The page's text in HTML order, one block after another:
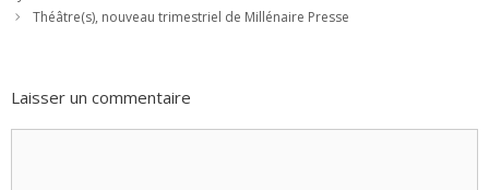
Théâtre(s), nouveau trimestriel de Millénaire Presse
Laisser un commentaire